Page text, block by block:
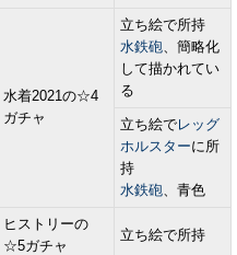
水着2021の☆4
ガチャ
立ち絵で所持
水鉄砲、簡略化
して描かれてい
る
立ち絵でレッグ
ホルスターに所
持
水鉄砲、青色
ヒストリーの
☆5ガチャ
立ち絵で所持